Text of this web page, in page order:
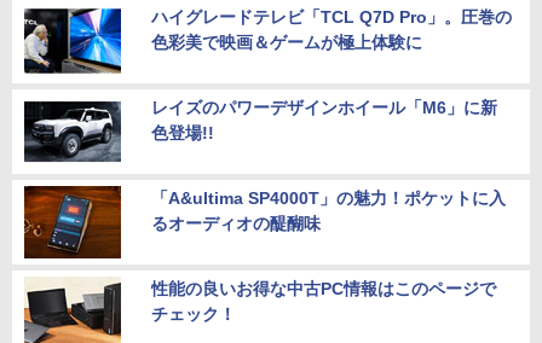
ハイグレードテレビ「TCL Q7D Pro」。圧巻の
色彩美で映画＆ゲームが極上体験に
レイズのパワーデザインホイール「M6」に新
色登場!!
「A&ultima SP4000T」の魅力！ポケットに入
るオーディオの醍醐味
性能の良いお得な中古PC情報はこのページで
チェック！